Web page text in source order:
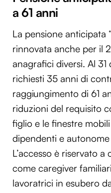
a 61 anni
La pensione anticipata
rinnovata anche per il
anagrafici diversi. Al
richiesti 35 anni di
raggiungimento di 61
riduzioni del requisito
figlio e le finestre
dipendenti e
L’accesso è riservato
come caregiver
lavoratrici in esubero